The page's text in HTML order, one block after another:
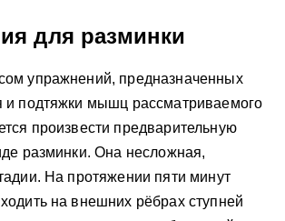
для разминки
упражнений, предназначенных
и подтяжки мышц рассматриваемого
произвести предварительную
разминки. Она несложная,
На протяжении пяти минут
на внешних рёбрах ступней